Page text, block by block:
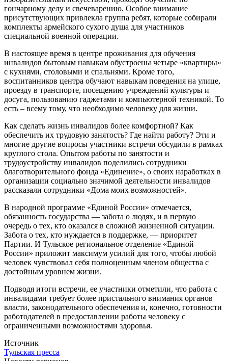
гончарному делу и свечеварению. Особое внимание
присутствующих привлекла группа ребят, которые собирали
комплекты армейского сухого душа для участников
специальной военной операции.
В настоящее время в центре проживания для обучения
инвалидов бытовым навыкам обустроены четыре «квартиры»
с кухнями, столовыми и спальнями. Кроме того,
воспитанников центра обучают навыкам поведения на улице,
проезду в транспорте, посещению учреждений культуры и
досуга, пользованию гаджетами и компьютерной техникой. То
есть – всему тому, что необходимо человеку для жизни.
Как сделать жизнь инвалидов более комфортной? Как
обеспечить их трудовую занятость? Где найти работу? Эти и
многие другие вопросы участники встречи обсудили в рамках
круглого стола. Опытом работы по занятости и
трудоустройству инвалидов поделились сотрудники
благотворительного фонда «Единение», о своих наработках в
организации социально значимой деятельности инвалидов
рассказали сотрудники «Дома моих возможностей».
В народной программе «Единой России» отмечается,
обязанность государства — забота о людях, и в первую
очередь о тех, кто оказался в сложной жизненной ситуации.
Забота о тех, кто нуждается в поддержке, — приоритет
Партии. И Тульское региональное отделение «Единой
России» приложит максимум усилий для того, чтобы любой
человек чувствовал себя полноценным членом общества с
достойным уровнем жизни.
Подводя итоги встречи, ее участники отметили, что работа с
инвалидами требует более пристального внимания органов
власти, законодательного обеспечения и, конечно, готовности
работодателей в предоставлении работы человеку с
ограниченными возможностями здоровья.
Источник
Тульская пресса